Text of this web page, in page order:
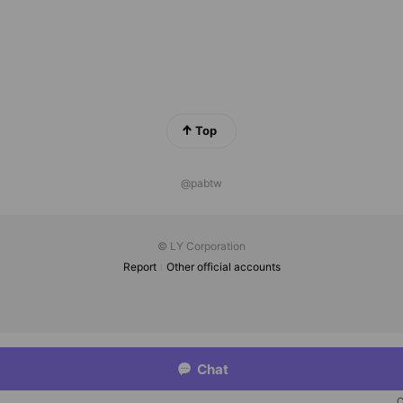
Top
@pabtw
© LY Corporation
Report
Other official accounts
Chat